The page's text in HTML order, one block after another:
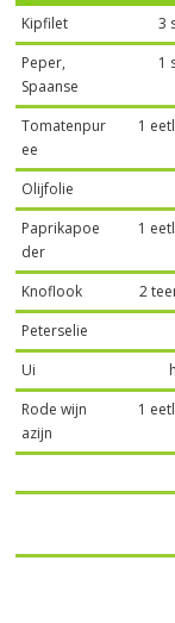
Kipfilet
3
Peper,
Spaanse
1
Tomatenpur
ee
1
Olijfolie
Paprikapoe
der
1
Knoflook 2
Peterselie
Ui
Rode wijn
azijn
1